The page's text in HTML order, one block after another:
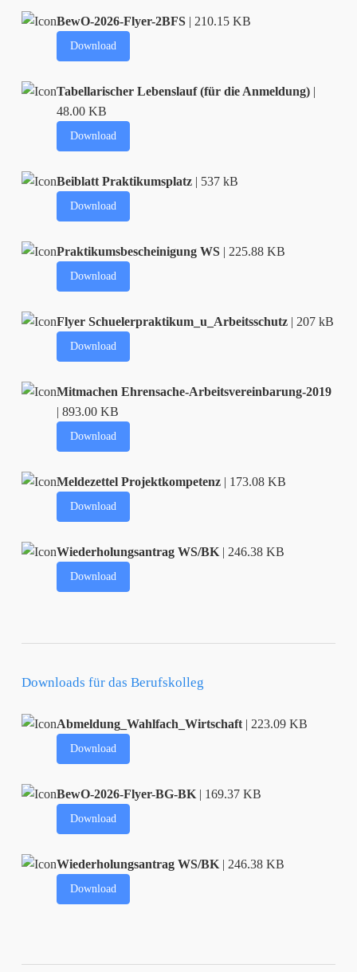
BewO-2026-Flyer-2BFS | 210.15 KB
Download
Tabellarischer Lebenslauf (für die Anmeldung) |
48.00 KB
Download
Beiblatt Praktikumsplatz | 537 kB
Download
Praktikumsbescheinigung WS | 225.88 KB
Download
Flyer Schuelerpraktikum_u_Arbeitsschutz | 207 kB
Download
Mitmachen Ehrensache-Arbeitsvereinbarung-2019
| 893.00 KB
Download
Meldezettel Projektkompetenz | 173.08 KB
Download
Wiederholungsantrag WS/BK | 246.38 KB
Download
Downloads für das Berufskolleg
Abmeldung_Wahlfach_Wirtschaft | 223.09 KB
Download
BewO-2026-Flyer-BG-BK | 169.37 KB
Download
Wiederholungsantrag WS/BK | 246.38 KB
Download